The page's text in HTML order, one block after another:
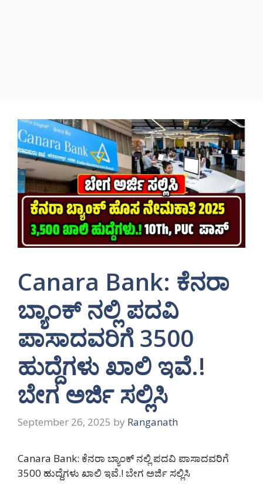
Canara Bank: ಕೆನರಾ
ಬ್ಯಾಂಕ್ ನಲ್ಲಿ ಪದವಿ
ಪಾಸಾದವರಿಗೆ 3500
ಹುದ್ದೆಗಳು ಖಾಲಿ ಇವೆ.!
ಬೇಗ ಅರ್ಜಿ ಸಲ್ಲಿಸಿ
September 26, 2025 by Ranganath
Canara Bank: ಕೆನರಾ ಬ್ಯಾಂಕ್ ನಲ್ಲಿ ಪದವಿ ಪಾಸಾದವರಿಗೆ
3500 ಹುದ್ದೆಗಳು ಖಾಲಿ ಇವೆ.! ಬೇಗ ಅರ್ಜಿ ಸಲ್ಲಿಸಿ